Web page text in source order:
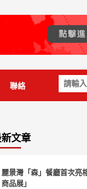
關
鍵
字:
聯絡
文章
麗景灣「森」餐廳首次亮
商品展」